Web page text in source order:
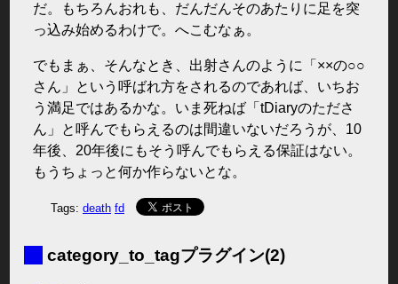
だ。もちろんおれも、だんだんそのあたりに足を突
っ込み始めるわけで。へこむなぁ。
でもまぁ、そんなとき、出射さんのように「××の○○
さん」という呼ばれ方をされるのであれば、いちお
う満足ではあるかな。いま死ねば「tDiaryのたださ
ん」と呼んでもらえるのは間違いないだろうが、10
年後、20年後にもそう呼んでもらえる保証はない。
もうちょっと何か作らないとな。
Tags: death fd
category_to_tagプラグイン(2)